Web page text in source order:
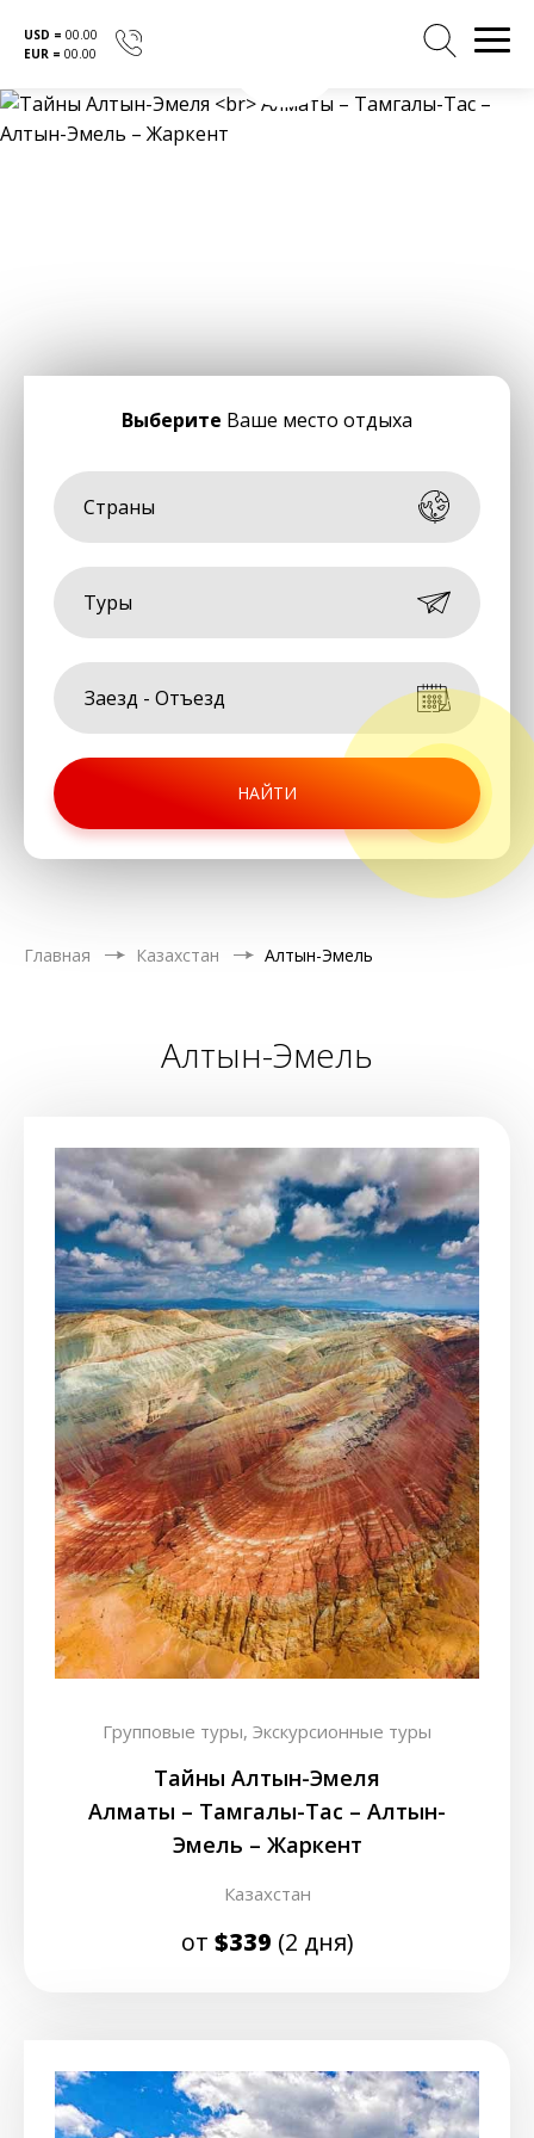
Перейти
к
USD = 00.00
EUR = 00.00
Выберите Ваше место отдыха
Страны
Туры
НАЙТИ
Главная Казахстан Алтын-Эмель
Алтын-Эмель
Групповые туры, Экскурсионные туры
Тайны Алтын-Эмеля
Алматы – Тамгалы-Таc – Алтын-
Эмель – Жаркент
Казахстан
от $339 (2 дня)